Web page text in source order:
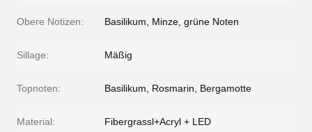
Obere Notizen: Basilikum, Minze, grüne Noten
Sillage: Mäßig
Topnoten: Basilikum, Rosmarin, Bergamotte
Material: Fibergrassl+Acryl + LED